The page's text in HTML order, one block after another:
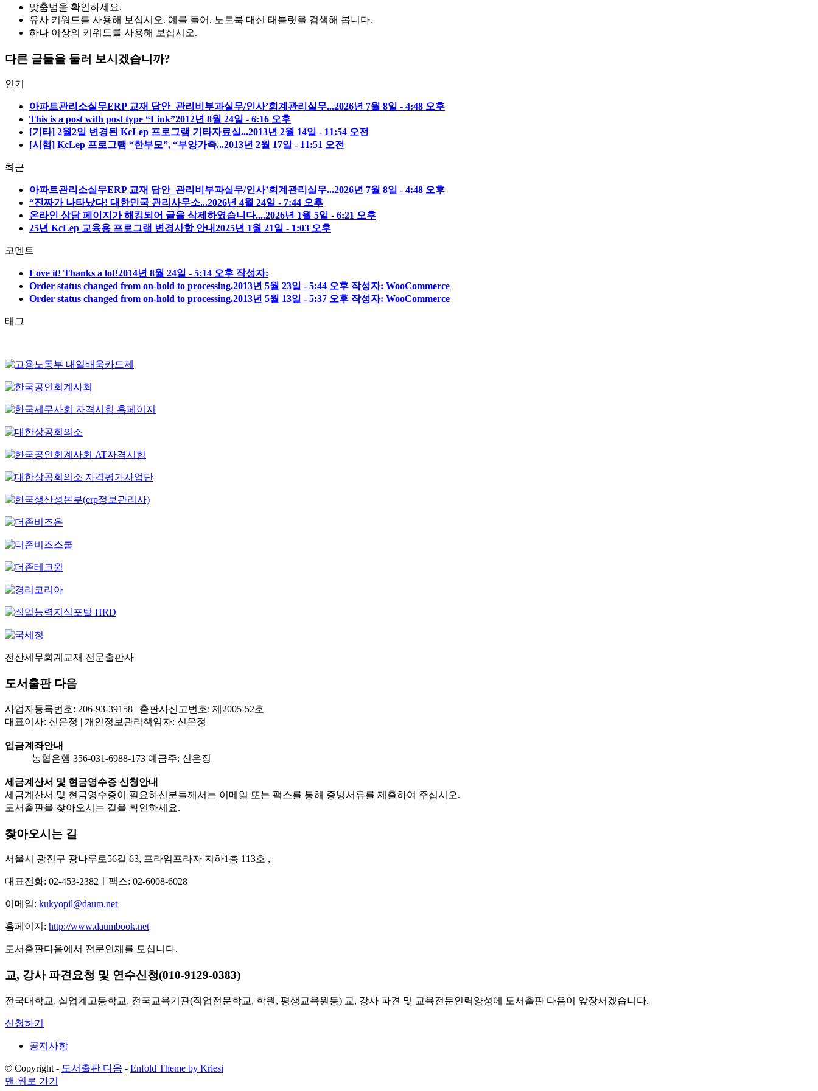
맞춤법을 확인하세요.
유사 키워드를 사용해 보십시오. 예를 들어, 노트북 대신 태블릿을 검색해 봅니다.
하나 이상의 키워드를 사용해 보십시오.
다른 글들을 둘러 보시겠습니까?
인기
아파트관리소실무ERP 교재 답안_관리비부과실무/인사’회계관리실무...2026년 7월 8일 - 4:48 오후
This is a post with post type “Link”2012년 8월 24일 - 6:16 오후
[기타] 2월2일 변경된 KcLep 프로그램 기타자료실...2013년 2월 14일 - 11:54 오전
[시험] KcLep 프로그램 “한부모”, “부양가족...2013년 2월 17일 - 11:51 오전
최근
아파트관리소실무ERP 교재 답안_관리비부과실무/인사’회계관리실무...2026년 7월 8일 - 4:48 오후
“진짜가 나타났다! 대한민국 관리사무소...2026년 4월 24일 - 7:44 오후
온라인 상담 페이지가 해킹되어 글을 삭제하였습니다....2026년 1월 5일 - 6:21 오후
25년 KcLep 교육용 프로그램 변경사항 안내2025년 1월 21일 - 1:03 오후
코멘트
Love it! Thanks a lot!2014년 8월 24일 - 5:14 오후 작성자:
Order status changed from on-hold to processing.2013년 5월 23일 - 5:44 오후 작성자: WooCommerce
Order status changed from on-hold to processing.2013년 5월 13일 - 5:37 오후 작성자: WooCommerce
태그
전산세무회계교재 전문출판사
도서출판 다음
사업자등록번호: 206-93-39158 | 출판사신고번호: 제2005-52호
대표이사: 신은정 | 개인정보관리책임자: 신은정
입금계좌안내
농협은행 356-031-6988-173 예금주: 신은정
세금계산서 및 현금영수증 신청안내
세금계산서 및 현금영수증이 필요하신분들께서는 이메일 또는 팩스를 통해 증빙서류를 제출하여 주십시오.
도서출판을 찾아오시는 길을 확인하세요.
찾아오시는 길
서울시 광진구 광나루로56길 63, 프라임프라자 지하1층 113호 ,
대표전화: 02-453-2382ㅣ팩스: 02-6008-6028
이메일: kukyopil@daum.net
홈페이지: http://www.daumbook.net
도서출판다음에서 전문인재를 모십니다.
교, 강사 파견요청 및 연수신청(010-9129-0383)
전국대학교, 실업계고등학교, 전국교육기관(직업전문학교, 학원, 평생교육원등) 교, 강사 파견 및 교육전문인력양성에 도서출판 다음이 앞장서겠습니다.
신청하기
공지사항
© Copyright - 도서출판 다음 - Enfold Theme by Kriesi
맨 위로 가기